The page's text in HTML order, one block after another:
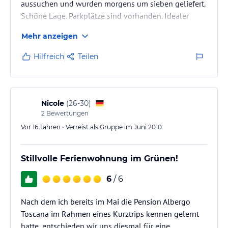
aussuchen und wurden morgens um sieben geliefert.
Schöne Lage. Parkplätze sind vorhanden. Idealer
Fuß im Ortskern von Bad Schandau. Die
Besitzerfamilie ist sehr nett und total hilfsbereit. Wir
haben uns sehr wohlgefühlt und kommen gerne
wieder!!!!
Mehr anzeigen
Hilfreich Teilen
Nicole (26-30)
2 Bewertungen
Vor 16 Jahren • Verreist als Gruppe im Juni 2010
Stillvolle Ferienwohnung im Grünen!
6 / 6
Nach dem ich bereits im Mai die Pension Albergo
Toscana im Rahmen eines Kurztrips kennen gelernt
hatte, entschieden wir uns diesmal für eine